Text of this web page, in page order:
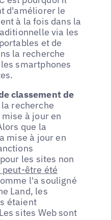
d'améliorer le
à la fois dans la
via les
et de
la recherche
smartphones
classement de
recherche
à jour en
que la
mise à jour en
les sites non
peut-être été
l'a souligné
Land, les
étaient
sites Web sont